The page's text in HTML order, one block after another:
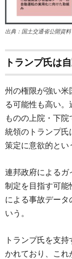
出典：国土交通省公開資
トランプ氏は
州の権限が強い米
る可能性も高い
ものの上院・下
統領のトランプ氏
策定に意欲的とい
連邦政府によるガ
制定を目指す可
による事故データ
いう。
トランプ氏を支
かれており、これ